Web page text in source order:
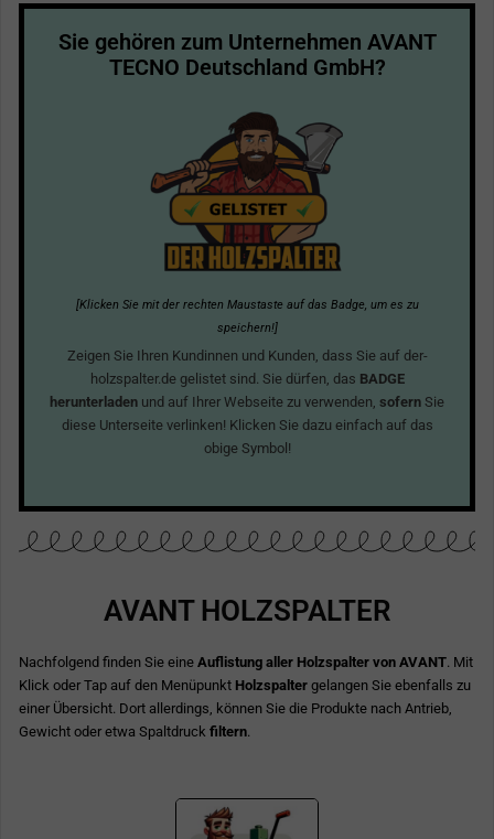
Sie gehören zum Unternehmen AVANT
TECNO Deutschland GmbH?
[Klicken Sie mit der rechten Maustaste auf das Badge, um es zu
speichern!]
Zeigen Sie Ihren Kundinnen und Kunden, dass Sie auf der-
holzspalter.de gelistet sind. Sie dürfen, das BADGE
herunterladen und auf Ihrer Webseite zu verwenden, sofern Sie
diese Unterseite verlinken! Klicken Sie dazu einfach auf das
obige Symbol!
AVANT HOLZSPALTER
Nachfolgend finden Sie eine Auflistung aller Holzspalter von AVANT. Mit
Klick oder Tap auf den Menüpunkt Holzspalter gelangen Sie ebenfalls zu
einer Übersicht. Dort allerdings, können Sie die Produkte nach Antrieb,
Gewicht oder etwa Spaltdruck filtern.